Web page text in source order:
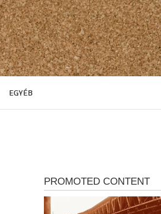
EGYÉB